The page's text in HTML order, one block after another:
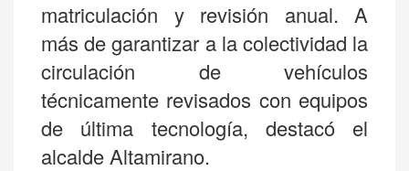
matriculación y revisión anual. A
más de garantizar a la colectividad la
circulación de vehículos
técnicamente revisados con equipos
de última tecnología, destacó el
alcalde Altamirano.